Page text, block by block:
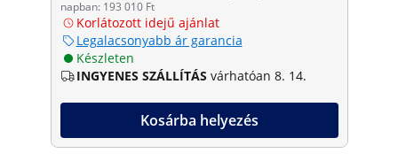
napban: 193 010 Ft
Korlátozott idejű ajánlat
Legalacsonyabb ár garancia
Készleten
INGYENES SZÁLLÍTÁS várhatóan 8. 14.
Kosárba helyezés